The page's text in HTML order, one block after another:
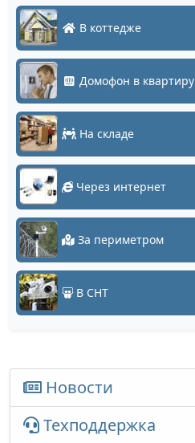
В коттедже
Домофон в квартиру
На складе
Через интернет
За периметром
В СНТ
Новости
Техподдержка